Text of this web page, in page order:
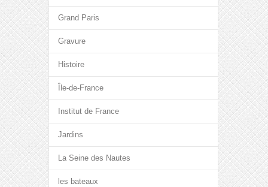
Grand Paris
Gravure
Histoire
Île-de-France
Institut de France
Jardins
La Seine des Nautes
les bateaux